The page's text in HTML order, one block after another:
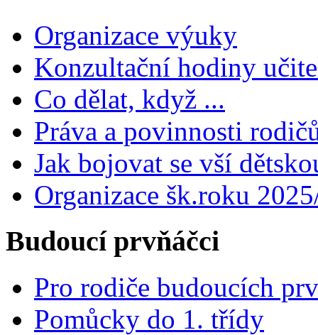
Organizace výuky
Konzultační hodiny
Co dělat, když ...
Práva a povinnosti
Jak bojovat se vší
Organizace šk.roku
Budoucí prvňáčci
Pro rodiče budoucích
Pomůcky do 1. třídy